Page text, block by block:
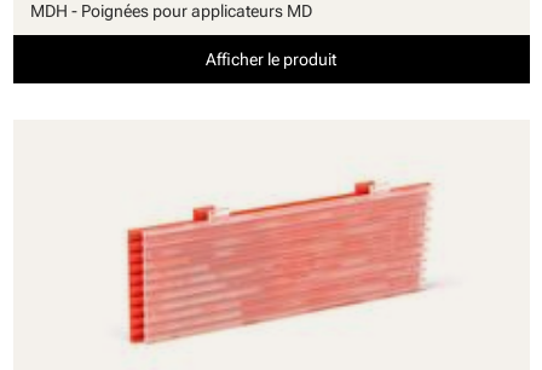
MDH - Poignées pour applicateurs MD
Afficher le produit